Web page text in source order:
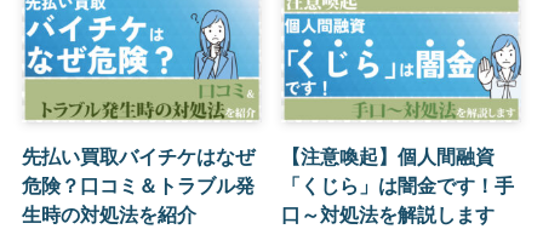
先払い買取バイチケはなぜ
危険？口コミ＆トラブル発
生時の対処法を紹介
【注意喚起】個人間融資
「くじら」は闇金です！手
口～対処法を解説します